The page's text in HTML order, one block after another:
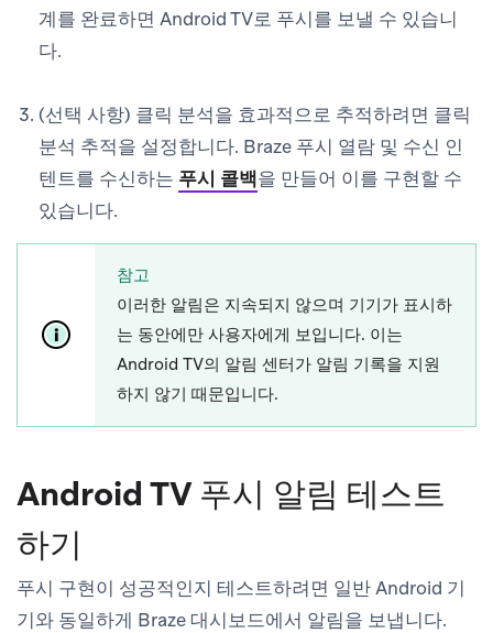
계를 완료하면 Android TV로 푸시를 보낼 수 있습니
다.
(선택 사항) 클릭 분석을 효과적으로 추적하려면 클릭
분석 추적을 설정합니다. Braze 푸시 열람 및 수신 인
텐트를 수신하는 푸시 콜백을 만들어 이를 구현할 수
있습니다.
참고
이러한 알림은 지속되지 않으며 기기가 표시하
는 동안에만 사용자에게 보입니다. 이는
Android TV의 알림 센터가 알림 기록을 지원
하지 않기 때문입니다.
Android TV 푸시 알림 테스트
하기
푸시 구현이 성공적인지 테스트하려면 일반 Android 기
기와 동일하게 Braze 대시보드에서 알림을 보냅니다.